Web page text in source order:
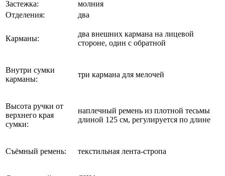
Застежка:
молния
Отделения:
два
Карманы:
два внешних кармана на лицевой
стороне, один с обратной
Внутри сумки
карманы:
три кармана для мелочей
Высота ручки от
верхнего края
сумки:
наплечный ремень из плотной тесьмы
длиной 125 см, регулируется по длине
Съёмный ремень: текстильная лента-стропа